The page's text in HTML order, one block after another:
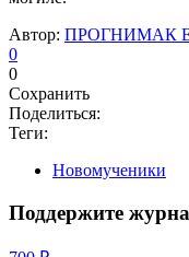
Автор: ПРОГНИМАК
0
0
Сохранить
Поделиться:
Теги:
Новомученики
Поддержите